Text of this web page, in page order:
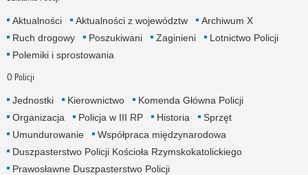
Aktualności Aktualności z województw
Archiwum X
Ruch drogowy
Poszukiwani Zaginieni
Lotnictwo Policji
Polemiki i sprostowania
O Policji
Jednostki Kierownictwo
Komenda Główna Policji
Organizacja
Policja w III RP Historia
Sprzęt
Umundurowanie
Współpraca międzynarodowa
Duszpasterstwo Policji Kościoła Rzymskokatolickiego
Prawosławne Duszpasterstwo Policji